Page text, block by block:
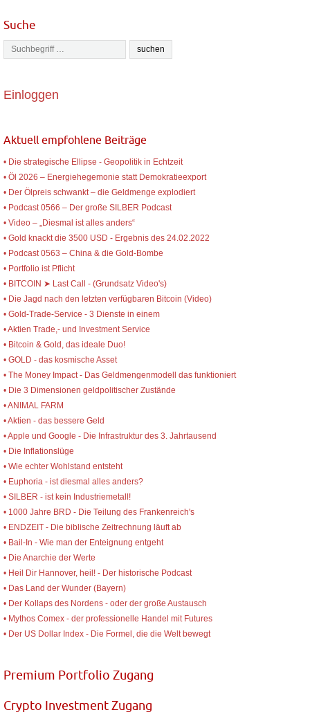
Suche
Einloggen
Aktuell empfohlene Beiträge
• Die strategische Ellipse - Geopolitik in Echtzeit
• Öl 2026 – Energiehegemonie statt Demokratieexport
• Der Ölpreis schwankt – die Geldmenge explodiert
• Podcast 0566 – Der große SILBER Podcast
• Video – „Diesmal ist alles anders“
• Gold knackt die 3500 USD - Ergebnis des 24.02.2022
• Podcast 0563 – China & die Gold-Bombe
• Portfolio ist Pflicht
• BITCOIN ➤ Last Call - (Grundsatz Video's)
• Die Jagd nach den letzten verfügbaren Bitcoin (Video)
• Gold-Trade-Service - 3 Dienste in einem
• Aktien Trade,- und Investment Service
• Bitcoin & Gold, das ideale Duo!
• GOLD - das kosmische Asset
• The Money Impact - Das Geldmengenmodell das funktioniert
• Die 3 Dimensionen geldpolitischer Zustände
• ANIMAL FARM
• Aktien - das bessere Geld
• Apple und Google - Die Infrastruktur des 3. Jahrtausend
• Die Inflationslüge
• Wie echter Wohlstand entsteht
• Euphoria - ist diesmal alles anders?
• SILBER - ist kein Industriemetall!
• 1000 Jahre BRD - Die Teilung des Frankenreich's
• ENDZEIT - Die biblische Zeitrechnung läuft ab
• Bail-In - Wie man der Enteignung entgeht
• Die Anarchie der Werte
• Heil Dir Hannover, heil! - Der historische Podcast
• Das Land der Wunder (Bayern)
• Der Kollaps des Nordens - oder der große Austausch
• Mythos Comex - der professionelle Handel mit Futures
• Der US Dollar Index - Die Formel, die die Welt bewegt
Premium Portfolio Zugang
Crypto Investment Zugang